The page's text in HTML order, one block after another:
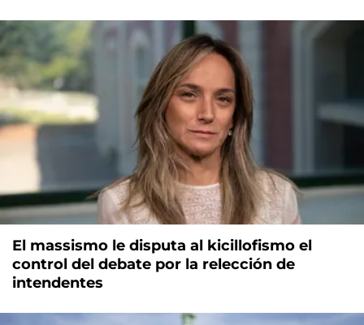
El massismo le disputa al kicillofismo el
control del debate por la relección de
intendentes